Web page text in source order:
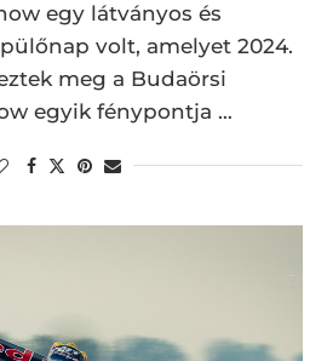
egy látványos és
volt, amelyet 2024.
meg a Budaörsi
egyik fénypontja …